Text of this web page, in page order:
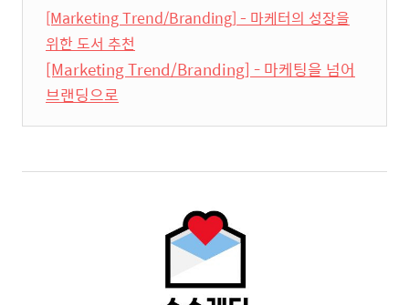
[Marketing Trend/Branding] - 마케터의 성장을
위한 도서 추천
[Marketing Trend/Branding] - 마케팅을 넘어
브랜딩으로